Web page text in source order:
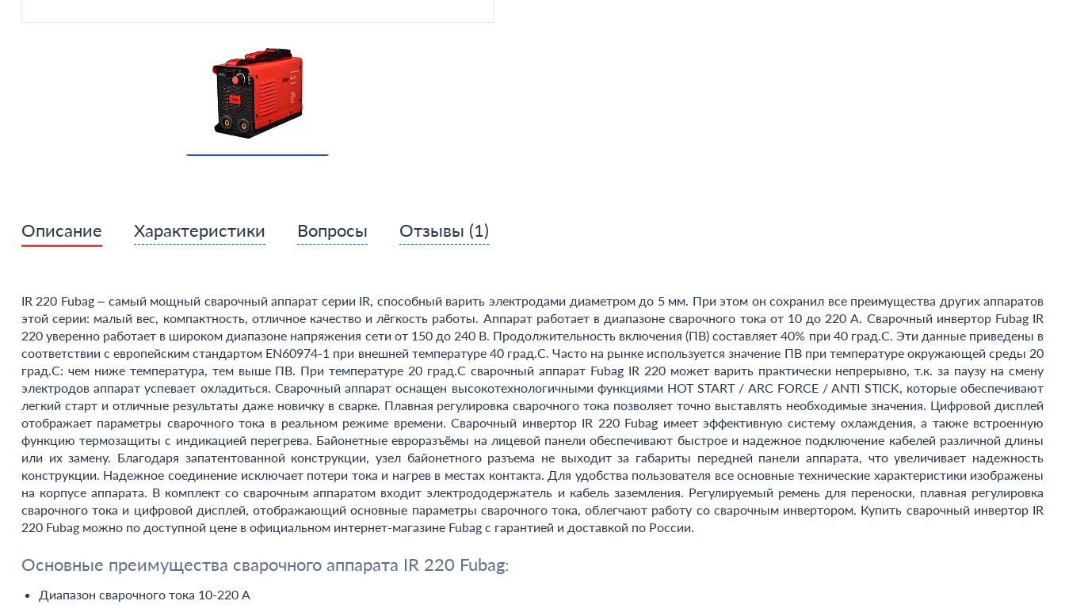
Описание Характеристики Вопросы Отзывы (1)
IR 220 Fubag – самый мощный сварочный аппарат серии IR, способный варить электродами диаметром до 5 мм. При этом он сохранил все преимущества других аппаратов
этой серии: малый вес, компактность, отличное качество и лёгкость работы. Аппарат работает в диапазоне сварочного тока от 10 до 220 А. Сварочный инвертор Fubag IR
220 уверенно работает в широком диапазоне напряжения сети от 150 до 240 В. Продолжительность включения (ПВ) составляет 40% при 40 град.С. Эти данные приведены в
соответствии с европейским стандартом EN60974-1 при внешней температуре 40 град.С. Часто на рынке используется значение ПВ при температуре окружающей среды 20
град.С: чем ниже температура, тем выше ПВ. При температуре 20 град.С сварочный аппарат Fubag IR 220 может варить практически непрерывно, т.к. за паузу на смену
электродов аппарат успевает охладиться. Сварочный аппарат оснащен высокотехнологичными функциями HOT START / ARC FORCE / ANTI STICK, которые обеспечивают
легкий старт и отличные результаты даже новичку в сварке. Плавная регулировка сварочного тока позволяет точно выставлять необходимые значения. Цифровой дисплей
отображает параметры сварочного тока в реальном режиме времени. Сварочный инвертор IR 220 Fubag имеет эффективную систему охлаждения, а также встроенную
функцию термозащиты с индикацией перегрева. Байонетные евроразъёмы на лицевой панели обеспечивают быстрое и надежное подключение кабелей различной длины
или их замену. Благодаря запатентованной конструкции, узел байонетного разъема не выходит за габариты передней панели аппарата, что увеличивает надежность
конструкции. Надежное соединение исключает потери тока и нагрев в местах контакта. Для удобства пользователя все основные технические характеристики изображены
на корпусе аппарата. В комплект со сварочным аппаратом входит электрододержатель и кабель заземления. Регулируемый ремень для переноски, плавная регулировка
сварочного тока и цифровой дисплей, отображающий основные параметры сварочного тока, облегчают работу со сварочным инвертором. Купить сварочный инвертор IR
220 Fubag можно по доступной цене в официальном интернет-магазине Fubag с гарантией и доставкой по России.
Основные преимущества сварочного аппарата IR 220 Fubag:
Диапазон сварочного тока 10-220 А